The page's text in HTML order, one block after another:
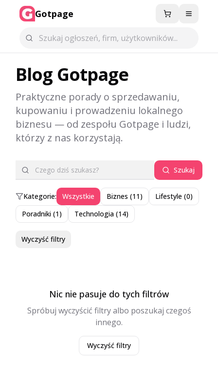
Gotpage Menu
Blog Gotpage
Praktyczne porady o sprzedawaniu,
kupowaniu i prowadzeniu lokalnego
biznesu — od zespołu Gotpage i ludzi,
którzy z nas korzystają.
Szukaj
Kategorie: Wszystkie Biznes (11) Lifestyle (0)
Poradniki (1) Technologia (14)
Wyczyść filtry
Nic nie pasuje do tych filtrów
Spróbuj wyczyścić filtry albo poszukaj czegoś
innego.
Wyczyść filtry